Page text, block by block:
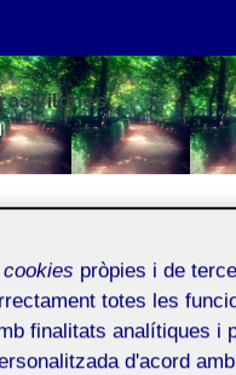
Vilches
workshop
Inici / workshop
cookies pròpies i de
totes les
finalitats analítiques i
d'acord